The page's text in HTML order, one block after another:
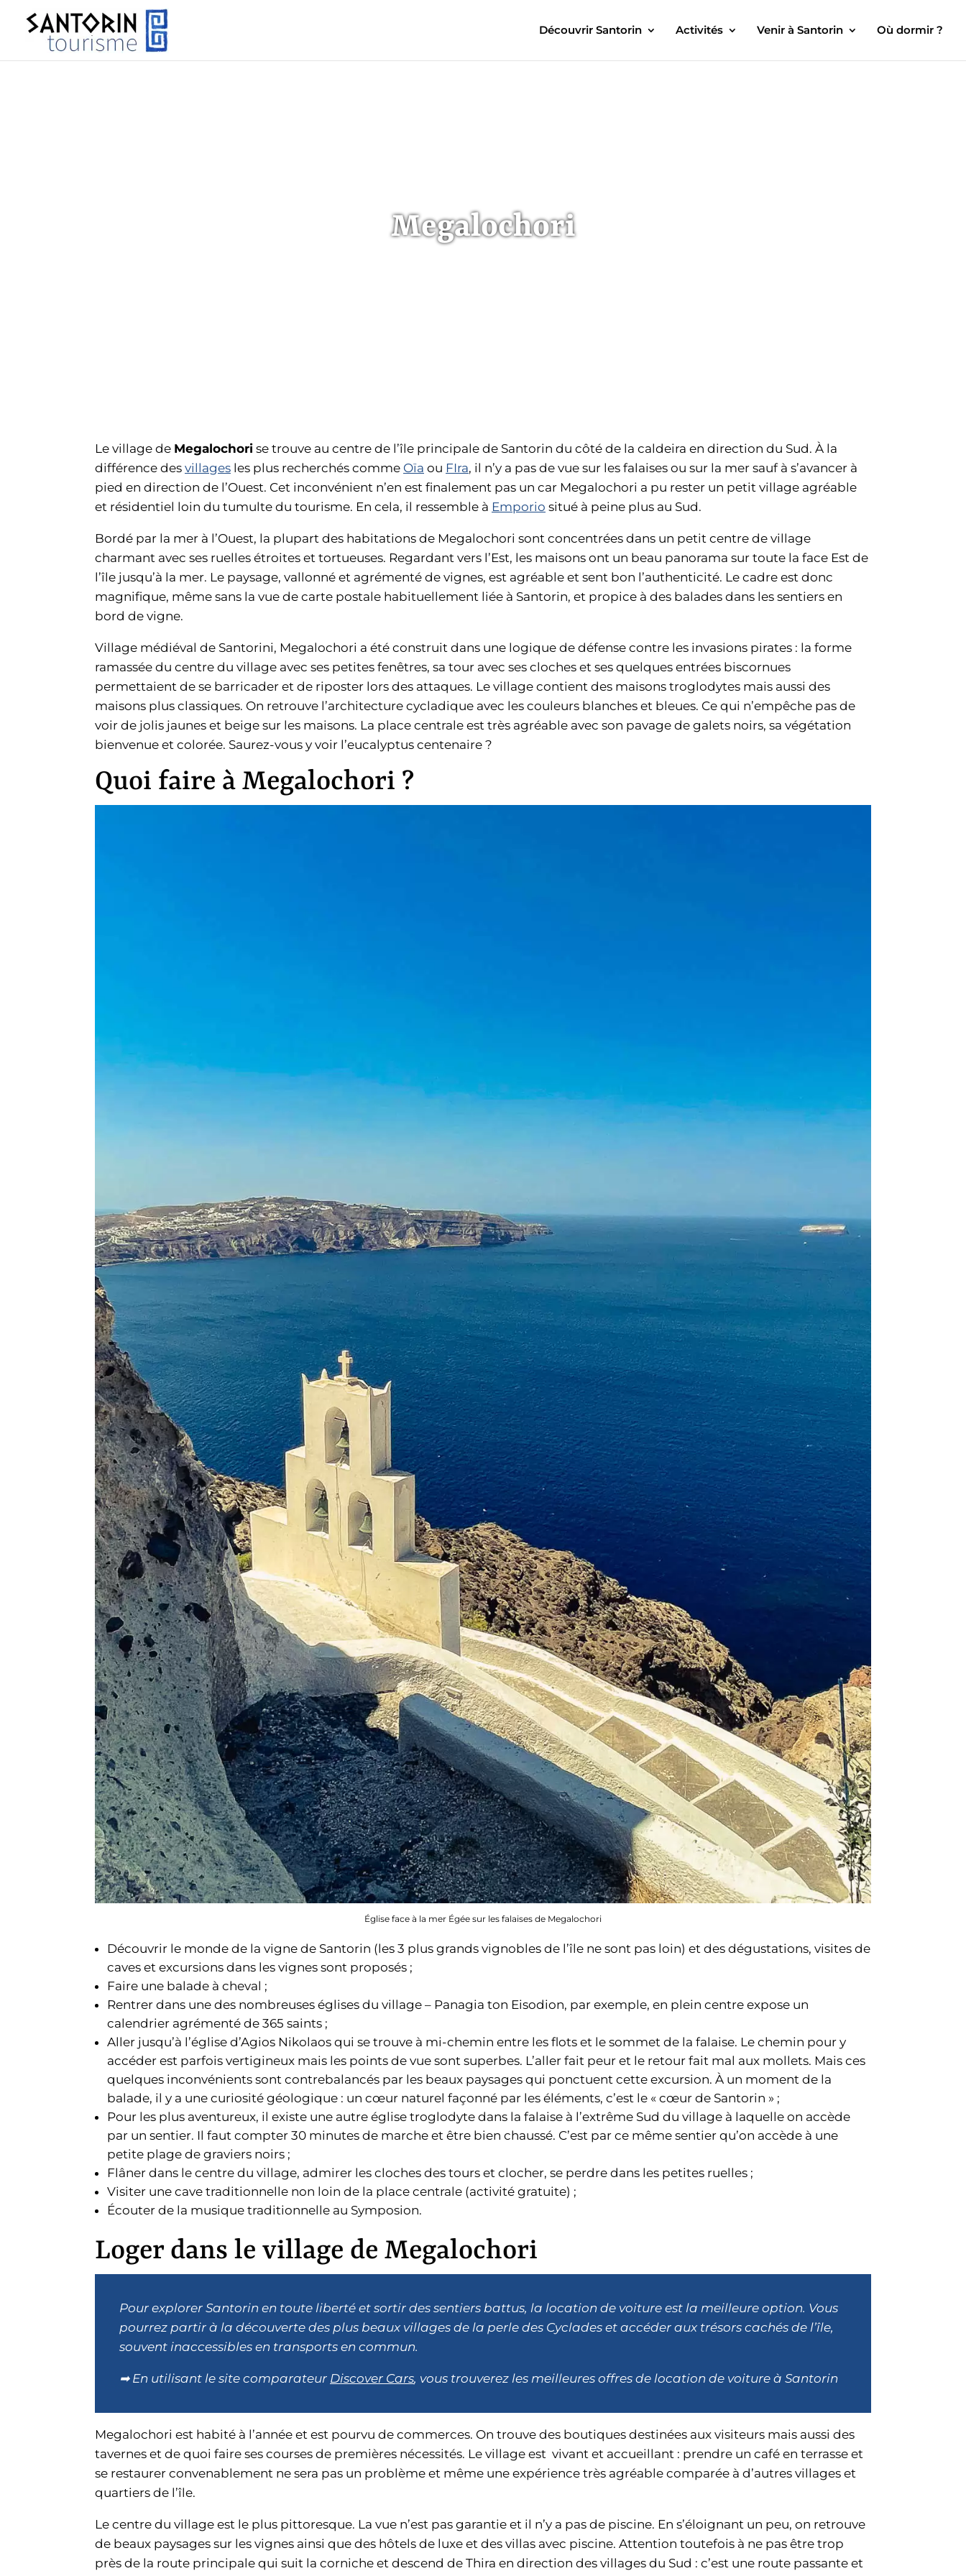
Découvrir Santorin Activités Venir à Santorin Où dormir ?
Megalochori
Le village de Megalochori se trouve au centre de l’île principale de Santorin du côté de la caldeira en direction du Sud. À la
différence des villages les plus recherchés comme Oïa ou FIra, il n’y a pas de vue sur les falaises ou sur la mer sauf à s’avancer à
pied en direction de l’Ouest. Cet inconvénient n’en est finalement pas un car Megalochori a pu rester un petit village agréable
et résidentiel loin du tumulte du tourisme. En cela, il ressemble à Emporio situé à peine plus au Sud.
Bordé par la mer à l’Ouest, la plupart des habitations de Megalochori sont concentrées dans un petit centre de village
charmant avec ses ruelles étroites et tortueuses. Regardant vers l’Est, les maisons ont un beau panorama sur toute la face Est de
l’île jusqu’à la mer. Le paysage, vallonné et agrémenté de vignes, est agréable et sent bon l’authenticité. Le cadre est donc
magnifique, même sans la vue de carte postale habituellement liée à Santorin, et propice à des balades dans les sentiers en
bord de vigne.
Village médiéval de Santorini, Megalochori a été construit dans une logique de défense contre les invasions pirates : la forme
ramassée du centre du village avec ses petites fenêtres, sa tour avec ses cloches et ses quelques entrées biscornues
permettaient de se barricader et de riposter lors des attaques. Le village contient des maisons troglodytes mais aussi des
maisons plus classiques. On retrouve l’architecture cycladique avec les couleurs blanches et bleues. Ce qui n’empêche pas de
voir de jolis jaunes et beige sur les maisons. La place centrale est très agréable avec son pavage de galets noirs, sa végétation
bienvenue et colorée. Saurez-vous y voir l’eucalyptus centenaire ?
Quoi faire à Megalochori ?
Église face à la mer Égée sur les falaises de Megalochori
Découvrir le monde de la vigne de Santorin (les 3 plus grands vignobles de l’île ne sont pas loin) et des dégustations, visites de
caves et excursions dans les vignes sont proposés ;
Faire une balade à cheval ;
Rentrer dans une des nombreuses églises du village – Panagia ton Eisodion, par exemple, en plein centre expose un
calendrier agrémenté de 365 saints ;
Aller jusqu’à l’église d’Agios Nikolaos qui se trouve à mi-chemin entre les flots et le sommet de la falaise. Le chemin pour y
accéder est parfois vertigineux mais les points de vue sont superbes. L’aller fait peur et le retour fait mal aux mollets. Mais ces
quelques inconvénients sont contrebalancés par les beaux paysages qui ponctuent cette excursion. À un moment de la
balade, il y a une curiosité géologique : un cœur naturel façonné par les éléments, c’est le « cœur de Santorin » ;
Pour les plus aventureux, il existe une autre église troglodyte dans la falaise à l’extrême Sud du village à laquelle on accède
par un sentier. Il faut compter 30 minutes de marche et être bien chaussé. C’est par ce même sentier qu’on accède à une
petite plage de graviers noirs ;
Flâner dans le centre du village, admirer les cloches des tours et clocher, se perdre dans les petites ruelles ;
Visiter une cave traditionnelle non loin de la place centrale (activité gratuite) ;
Écouter de la musique traditionnelle au Symposion.
Loger dans le village de Megalochori
Pour explorer Santorin en toute liberté et sortir des sentiers battus, la location de voiture est la meilleure option. Vous
pourrez partir à la découverte des plus beaux villages de la perle des Cyclades et accéder aux trésors cachés de l’île,
souvent inaccessibles en transports en commun.
➡ En utilisant le site comparateur Discover Cars, vous trouverez les meilleures offres de location de voiture à Santorin
Megalochori est habité à l’année et est pourvu de commerces. On trouve des boutiques destinées aux visiteurs mais aussi des
tavernes et de quoi faire ses courses de premières nécessités. Le village est vivant et accueillant : prendre un café en terrasse et
se restaurer convenablement ne sera pas un problème et même une expérience très agréable comparée à d’autres villages et
quartiers de l’île.
Le centre du village est le plus pittoresque. La vue n’est pas garantie et il n’y a pas de piscine. En s’éloignant un peu, on retrouve
de beaux paysages sur les vignes ainsi que des hôtels de luxe et des villas avec piscine. Attention toutefois à ne pas être trop
près de la route principale qui suit la corniche et descend de Thira en direction des villages du Sud : c’est une route passante et